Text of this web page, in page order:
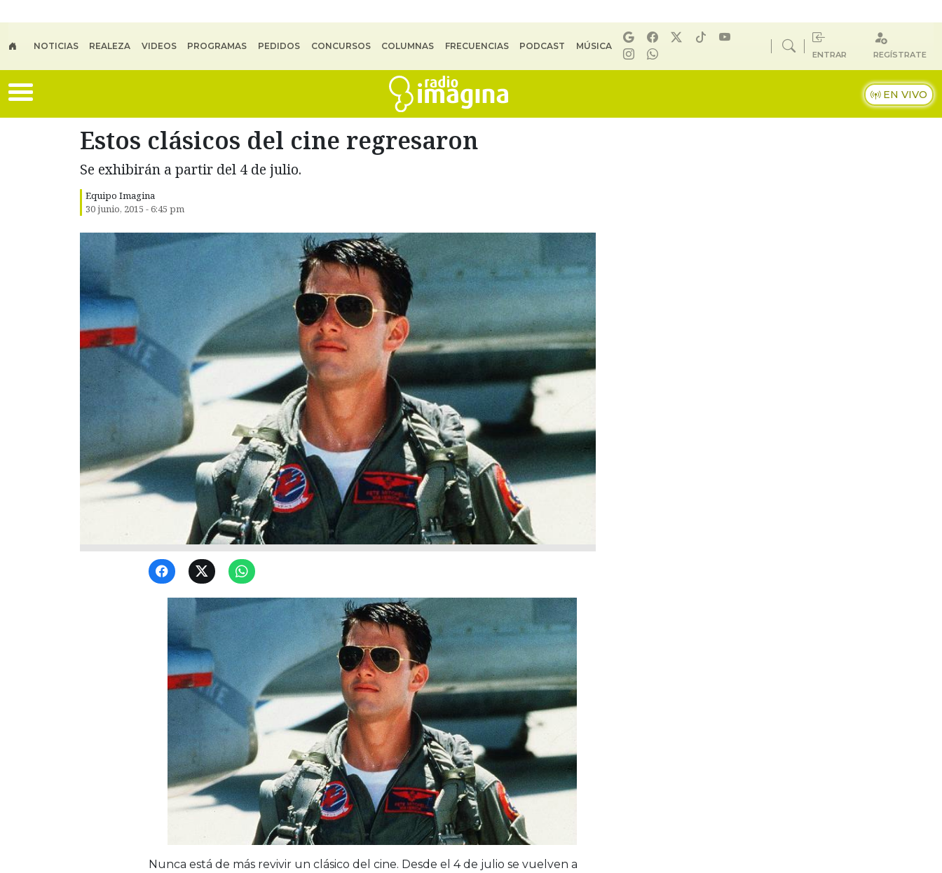
NOTICIAS REALEZA VIDEOS PROGRAMAS PEDIDOS CONCURSOS COLUMNAS FRECUENCIAS PODCAST MÚSICA
ENTRAR REGÍSTRATE
EN VIVO
Estos clásicos del cine regresaron
Se exhibirán a partir del 4 de julio.
Equipo Imagina
30 junio, 2015 - 6:45 pm
Nunca está de más revivir un clásico del cine. Desde el 4 de julio se vuelven a